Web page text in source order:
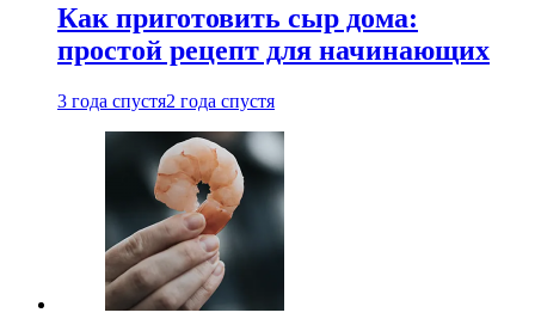
Как приготовить сыр дома:
простой рецепт для начинающих
3 года спустя2 года спустя